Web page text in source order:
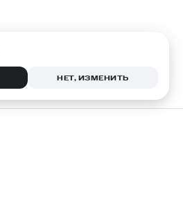
НЕТ, ИЗМЕНИТЬ